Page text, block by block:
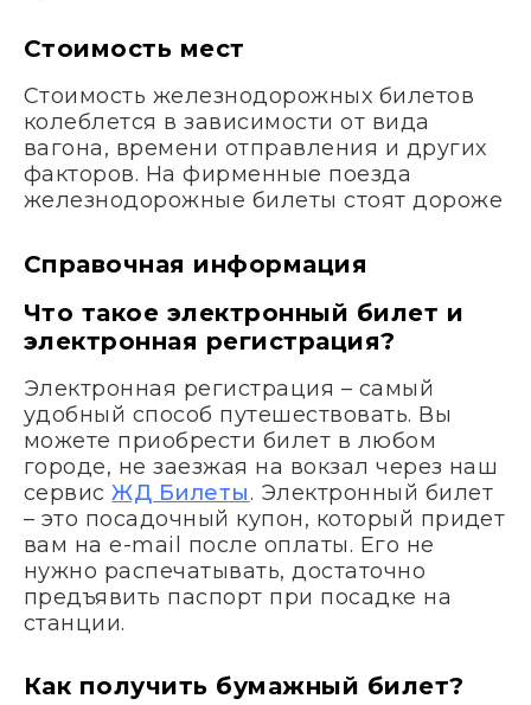
Стоимость мест
Стоимость железнодорожных билетов
колеблется в зависимости от вида
вагона, времени отправления и других
факторов. На фирменные поезда
железнодорожные билеты стоят дороже
Справочная информация
Что такое электронный билет и
электронная регистрация?
Электронная регистрация – самый
удобный способ путешествовать. Вы
можете приобрести билет в любом
городе, не заезжая на вокзал через наш
сервисЖД Билеты. Электронный билет
– это посадочный купон, который придет
вам на e-mail после оплаты. Его не
нужно распечатывать, достаточно
предъявить паспорт при посадке на
станции.
Как получить бумажный билет?